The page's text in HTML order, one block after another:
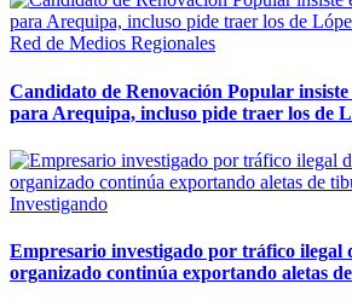
Red de Medios Regionales
Candidato de Renovación Popular
para Arequipa, incluso pide traer los de
Investigando
Empresario investigado por tráfico ilegal
organizado continúa exportando aletas